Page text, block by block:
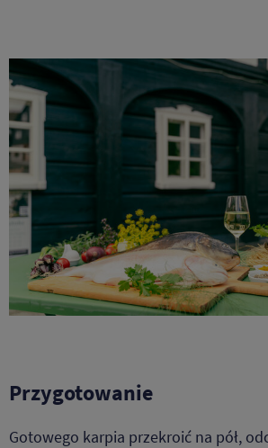
Przygotowanie
Gotowego karpia przekroić na pół,